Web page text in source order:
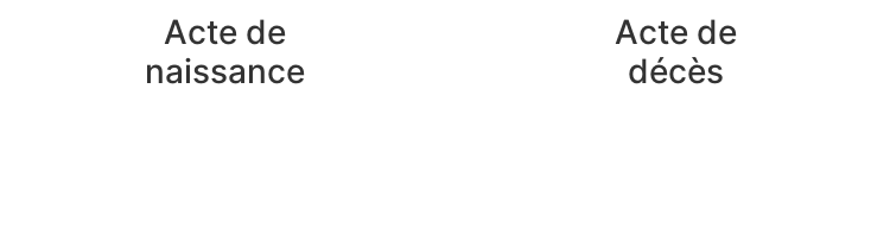
Acte de
naissance
Acte de
décès